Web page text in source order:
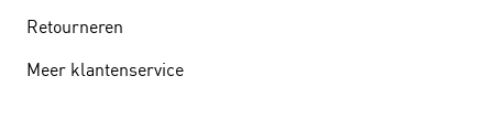
Retourneren
Meer klantenservice